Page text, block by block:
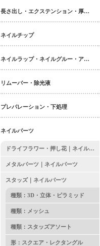
長さ出し・エクステンション・厚み出しアイテム
ネイルチップ
ネイルラップ・ネイルグルー・アクティベーター・フィラー
リムーバー・除光液
プレパレーション・下処理
ネイルパーツ
ドライフラワー・押し花｜ネイルパーツ
メタルパーツ｜ネイルパーツ
スタッズ｜ネイルパーツ
種類：3D・立体・ピラミッド
種類：メッシュ
種類：スタッズアソート
形：スクエア・レクタングル